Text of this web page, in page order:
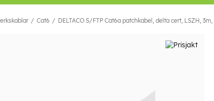
Cat6 DELTACO S/FTP Cat6a patchkabel, delta cert, LSZH,